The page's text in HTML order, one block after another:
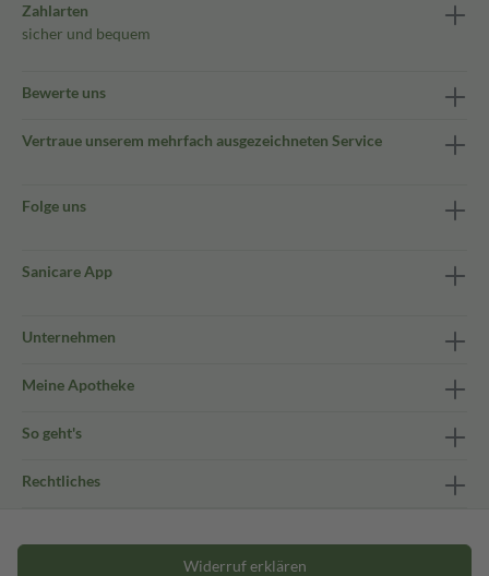
Zahlarten
sicher und bequem
Bewerte uns
Vertraue unserem mehrfach ausgezeichneten Service
Folge uns
Sanicare App
Unternehmen
Meine Apotheke
So geht's
Rechtliches
Widerruf erklären